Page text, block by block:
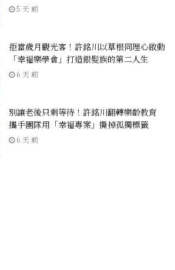
5 天 前
拒當歲月觀光客！許銘川以草根同理心啟動
「幸福樂學會」打造銀髮族的第二人生
6 天 前
別讓老後只剩等待！許銘川翻轉樂齡教育
攜手團隊用「幸福專案」撕掉孤獨標籤
6 天 前